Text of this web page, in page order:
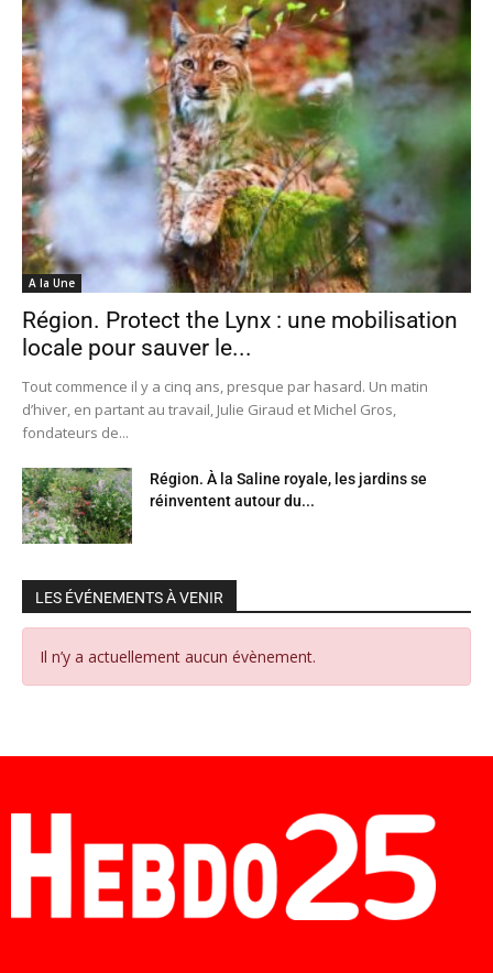
A la Une
Région. Protect the Lynx : une mobilisation
locale pour sauver le...
Tout commence il y a cinq ans, presque par hasard. Un matin
d’hiver, en partant au travail, Julie Giraud et Michel Gros,
fondateurs de...
Région. À la Saline royale, les jardins se
réinventent autour du...
LES ÉVÉNEMENTS À VENIR
Il n’y a actuellement aucun évènement.